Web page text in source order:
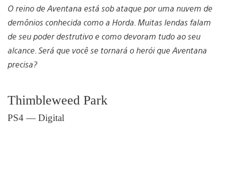
O reino de Aventana está sob ataque por uma nuvem de
demônios conhecida como a Horda. Muitas lendas falam
de seu poder destrutivo e como devoram tudo ao seu
alcance. Será que você se tornará o herói que Aventana
precisa?
Thimbleweed Park
PS4 — Digital